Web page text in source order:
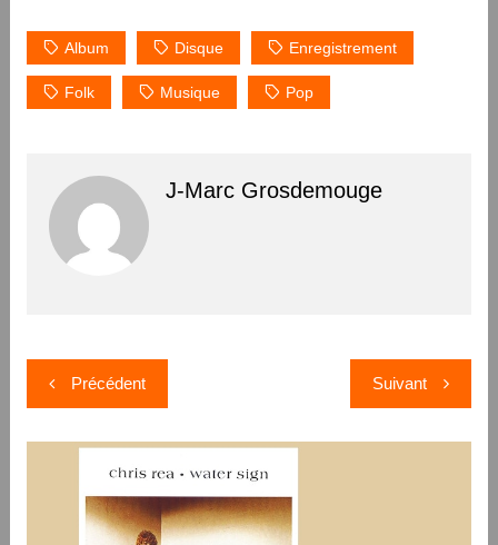
Album Disque Enregistrement
Folk Musique Pop
J-Marc Grosdemouge
Navigation
de
l’article
Précédent Suivant